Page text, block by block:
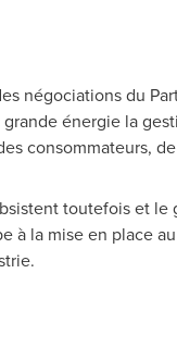
négociations du
énergie la
consommateurs,
toutefois et
à la mise en place au